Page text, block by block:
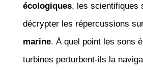
écologiques, les scientifiques
décrypter les répercussions
marine. À quel point les sons
turbines perturbent-ils la